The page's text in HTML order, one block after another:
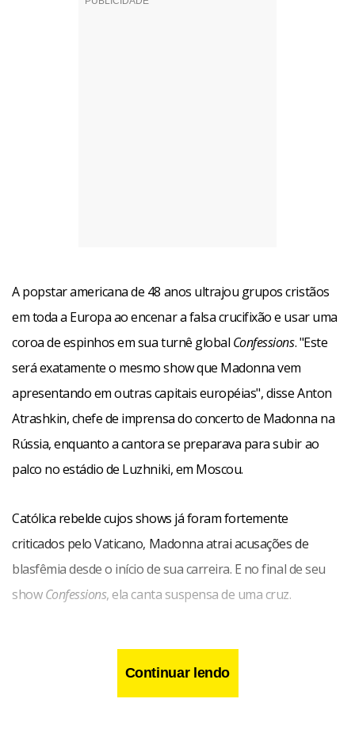
A popstar americana de 48 anos ultrajou grupos cristãos
em toda a Europa ao encenar a falsa crucifixão e usar uma
coroa de espinhos em sua turnê global Confessions. "Este
será exatamente o mesmo show que Madonna vem
apresentando em outras capitais européias", disse Anton
Atrashkin, chefe de imprensa do concerto de Madonna na
Rússia, enquanto a cantora se preparava para subir ao
palco no estádio de Luzhniki, em Moscou.
Católica rebelde cujos shows já foram fortemente
criticados pelo Vaticano, Madonna atrai acusações de
blasfêmia desde o início de sua carreira. E no final de seu
showConfessions, ela canta suspensa de uma cruz.
Continuar lendo